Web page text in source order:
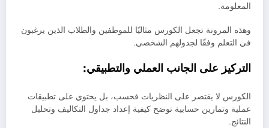
المعلومة.
وهذه المرونة تجعل الكورس مثاليًا للموظفين والطلاب الذين يرغبون
في التعلم وفقًا لجدولهم الشخصي.
التركيز على الجانب العملي والتطبيقي:
الكورس لا يقتصر على النظريات فحسب، بل يحتوي على تطبيقات
عملية وتمارين حسابية توضح كيفية إعداد جداول التكاليف وتحليل
النتائج.